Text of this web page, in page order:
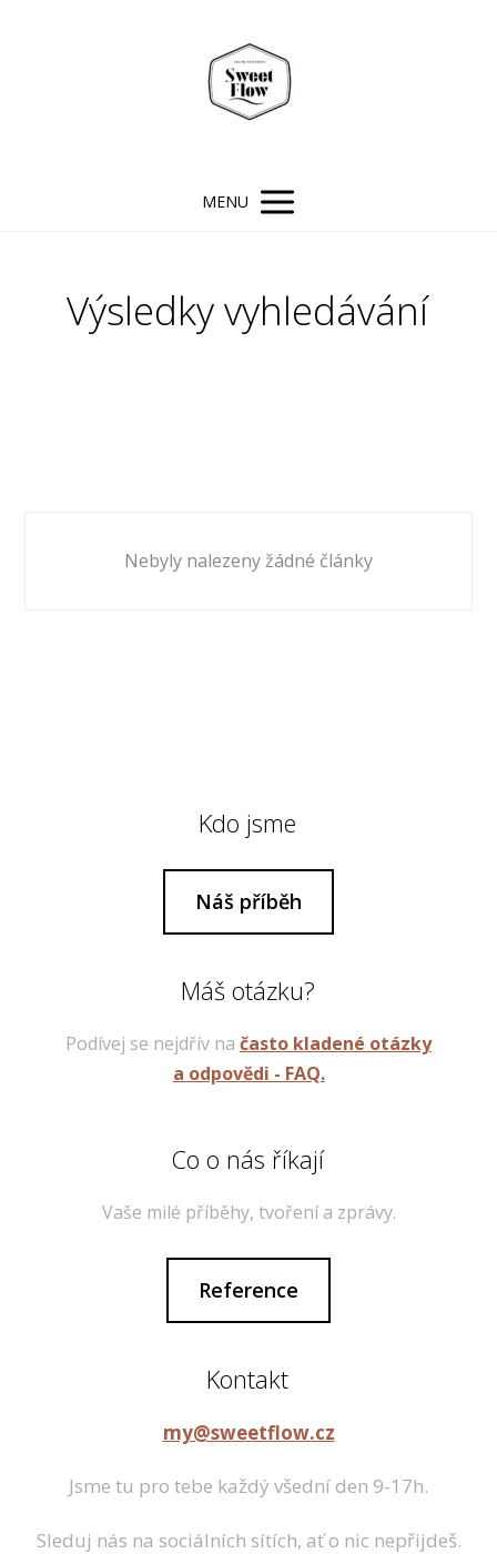
MENU
Výsledky vyhledávání
Nebyly nalezeny žádné články
Kdo jsme
Náš příběh
Máš otázku?
Podívej se nejdřív na často kladené otázky
a odpovědi - FAQ.
Co o nás říkají
Vaše milé příběhy, tvoření a zprávy.
Reference
Kontakt
my@sweetflow.cz
Jsme tu pro tebe každý všední den 9-17h.
Sleduj nás na sociálních sítích, ať o nic nepřijdeš.